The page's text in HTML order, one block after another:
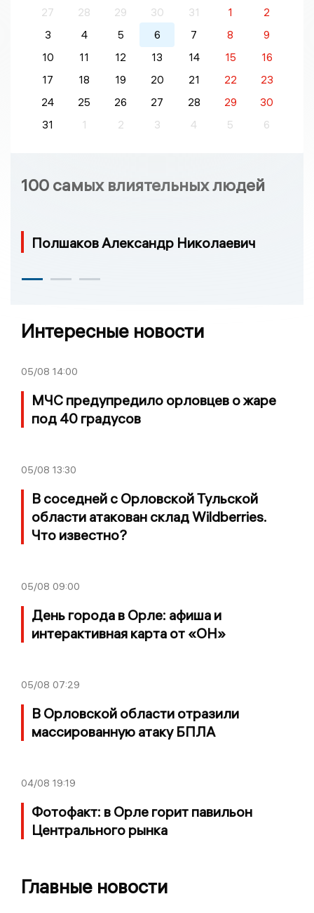
27
28 29 30 31 1
2
3
4 5 6 7 8
9
10
11 12 13 14 15
16
17
18 19 20 21 22
23
24
25 26 27 28 29
30
31
1 2 3 4 5 6
100 самых влиятельных людей
Полшаков Александр Николаевич
Интересные новости
05/08 14:00
МЧС предупредило орловцев о жаре
под 40 градусов
05/08 13:30
В соседней с Орловской Тульской
области атакован склад Wildberries.
Что известно?
05/08 09:00
День города в Орле: афиша и
интерактивная карта от «ОН»
05/08 07:29
В Орловской области отразили
массированную атаку БПЛА
04/08 19:19
Фотофакт: в Орле горит павильон
Центрального рынка
Главные новости